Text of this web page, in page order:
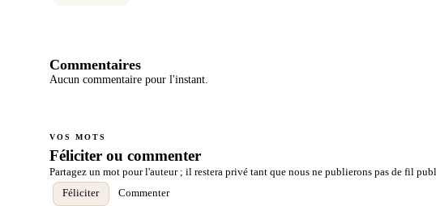
Commentaires
Aucun commentaire pour l'instant.
VOS MOTS
Féliciter ou commenter
Partagez un mot pour l'auteur ; il restera privé tant que nous ne publierons pas de fil
Féliciter
Commenter